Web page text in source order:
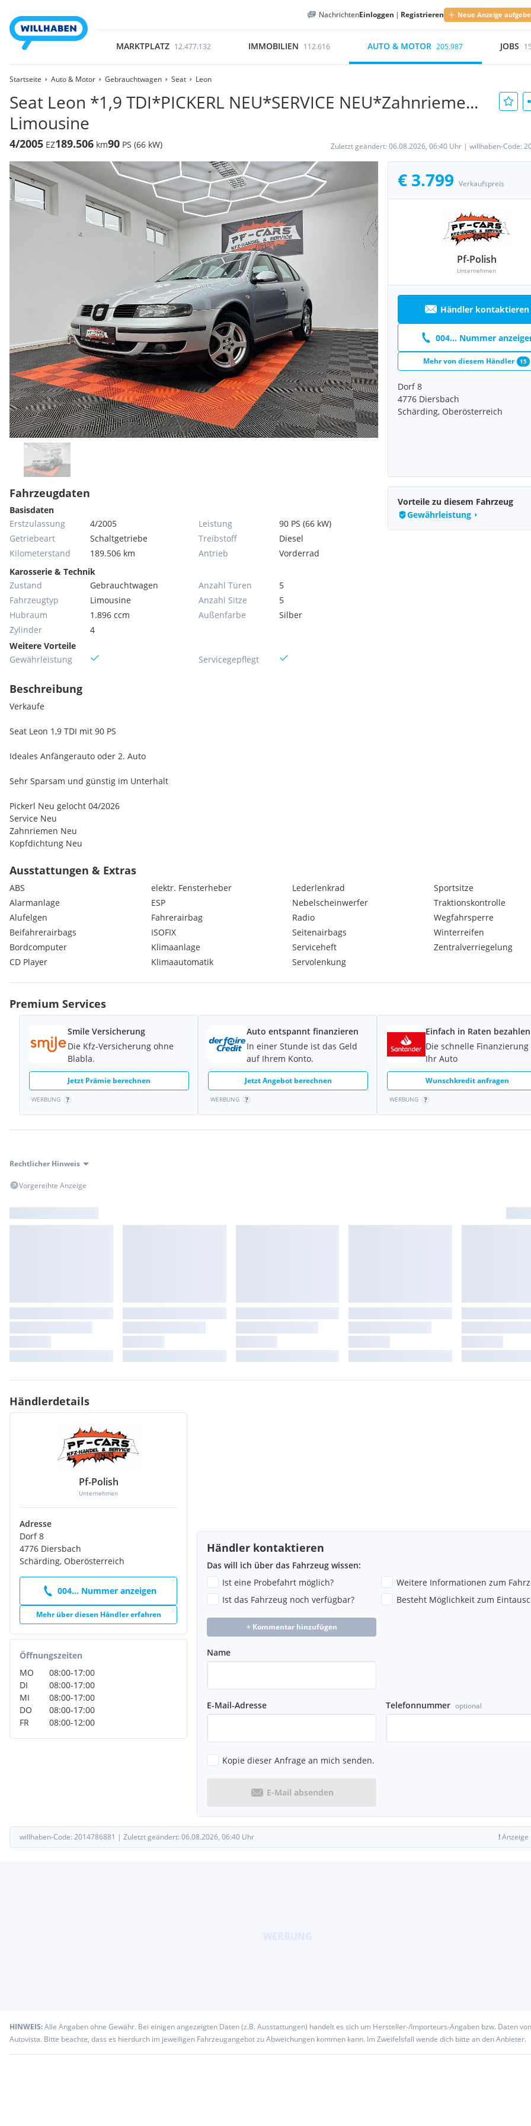
NachrichtenEinloggen | Registrieren Neue Anzeige
MARKTPLATZ 12.477.132 IMMOBILIEN 112.616 AUTO & MOTOR 205.987 JOBS
Startseite Auto & Motor Gebrauchtwagen Seat Leon
Seat Leon *1,9 TDI*PICKERL NEU*SERVICE NEU*Zahnrieme...
Limousine
4/2005 EZ189.506 km90 PS (66 kW) Zuletzt geändert: 06.08.2026, 06:40 Uhr | willhaben-Code:
€ 3.799 Verkaufspreis
Pf-Polish
Unternehmen
Händler kontaktieren
004... Nummer
Mehr von diesem Händler 15
Dorf 8
4776 Diersbach
Schärding, Oberösterreich
Fahrzeugdaten
Basisdaten
Erstzulassung
4/2005
Getriebeart
Schaltgetriebe
Kilometerstand
189.506 km
Leistung
90 PS (66 kW)
Treibstoff
Diesel
Antrieb
Vorderrad
Karosserie & Technik
Zustand
Gebrauchtwagen
Fahrzeugtyp
Limousine
Hubraum
1.896 ccm
Zylinder
4
Anzahl Türen
5
Anzahl Sitze
5
Außenfarbe
Silber
Weitere Vorteile
Gewährleistung
Servicegepflegt
Beschreibung
Verkaufe
Seat Leon 1,9 TDI mit 90 PS
Ideales Anfängerauto oder 2. Auto
Sehr Sparsam und günstig im Unterhalt
Pickerl Neu gelocht 04/2026
Service Neu
Zahnriemen Neu
Kopfdichtung Neu
Steht auf 15 Zoll Alufelgen mit neuwertigen Winterreifen
Normale Gebrauchsspuren vorhanden
Optisch und Technisch schöner Zustand
Probefahrt mit blauen Kennzeichen möglich
Finanzierung möglich
Gerne können Sie Ihren Gebrauchtwagen bei uns in Zahlung geben
Bei weiteren Fragen einfach anrufen
Außentemperaturanzeige
Drehzahlmesser
Stoßfänger in Wagenfarbe
Dachantenne
3-Punktgurt hinten mitte
Innenraumluftfilter
Lenkrad höhen- und/oder neigungsverstellbar
Außenspiegel von innen verstellbar
Heckspoiler in Wagenfarbe
Vorteile zu diesem Fahrzeug
Gewährleistung
Ausstattungen & Extras
ABS
Alarmanlage
Alufelgen
Beifahrerairbags
Bordcomputer
CD Player
elektr. Fensterheber
ESP
Fahrerairbag
ISOFIX
Klimaanlage
Klimaautomatik
Lederlenkrad
Nebelscheinwerfer
Radio
Seitenairbags
Serviceheft
Servolenkung
Sportsitze
Traktionskontrolle
Wegfahrsperre
Winterreifen
Zentralverriegelung
Premium Services
Smile Versicherung
Die Kfz-Versicherung ohne
Blabla.
Jetzt Prämie berechnen
WERBUNG
Auto entspannt finanzieren
In einer Stunde ist das Geld
auf Ihrem Konto.
Jetzt Angebot berechnen
WERBUNG
Einfach in Raten bezahlen
Die schnelle
Ihr Auto
Wunschkredit anfragen
WERBUNG
Rechtlicher Hinweis
Vorgereihte Anzeige
Händlerdetails
Pf-Polish
Unternehmen
Adresse
Dorf 8
4776 Diersbach
Schärding, Oberösterreich
004... Nummer anzeigen
Mehr über diesen Händler erfahren
Öffnungszeiten
MO
08:00-17:00
DI
08:00-17:00
MI
08:00-17:00
DO
08:00-17:00
FR
08:00-12:00
Händler kontaktieren
Das will ich über das Fahrzeug wissen:
Ist eine Probefahrt möglich?
Weitere Informationen zum
Ist das Fahrzeug noch verfügbar?
Besteht Möglichkeit zum
+ Kommentar hinzufügen
Name
E-Mail-Adresse Telefonnummer optional
Kopie dieser Anfrage an mich senden.
E-Mail absenden
willhaben-Code: 2014786881 | Zuletzt geändert: 06.08.2026, 06:40 Uhr !Anzeige
HINWEIS:Alle Angaben ohne Gewähr. Bei einigen angezeigten Daten (z.B. Ausstattungen) handelt es sich um Hersteller-/Importeurs-Angaben bzw. Daten von
Autovista. Bitte beachte, dass es hierdurch im jeweiligen Fahrzeugangebot zu Abweichungen kommen kann. Im Zweifelsfall wende dich bitte an den Anbieter.